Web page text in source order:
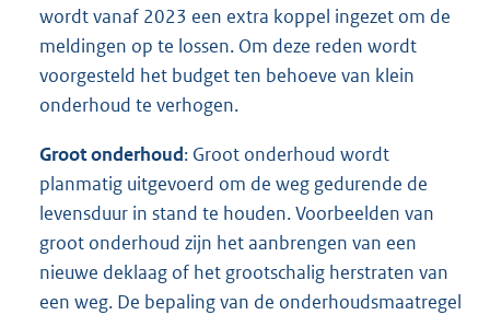
wordt vanaf 2023 een extra koppel ingezet om de
meldingen op te lossen. Om deze reden wordt
voorgesteld het budget ten behoeve van klein
onderhoud te verhogen.
Groot onderhoud: Groot onderhoud wordt
planmatig uitgevoerd om de weg gedurende de
levensduur in stand te houden. Voorbeelden van
groot onderhoud zijn het aanbrengen van een
nieuwe deklaag of het grootschalig herstraten van
een weg. De bepaling van de onderhoudsmaatregel